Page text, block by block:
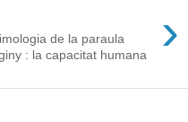
›
de la paraula
: la capacitat humana